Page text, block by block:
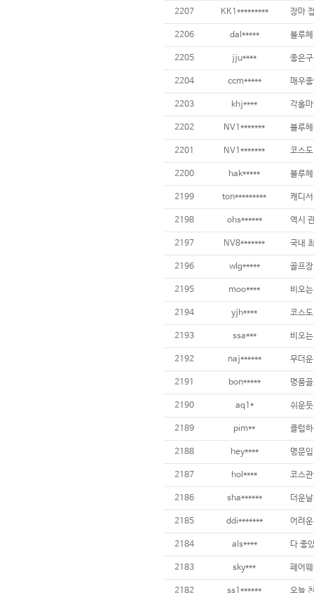
2207 KK1*********
2206 dal*****
2205 jju****
2204 ccm*****
2203 khj****
2202 NV1*******
2201 NV1*******
2200 hak***** 블루
2199 ton********* 캐디
2198 ohs****** 역시
2197 NV8*******
2196 wlg***** 골프
2195 moo****
2194 yjh****
2193 ssa***
2192 naj******
2191 bon*****
2190 aq1*
2189 pim**
2188 hey****
2187 hol****
2186 sha******
2185 ddi*******
2184 als**** 다 좋
2183 sky***
2182 ss1******